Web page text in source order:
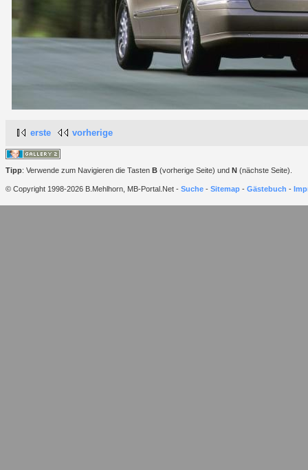
erste vorherige
Tipp: Verwende zum Navigieren die Tasten B (vorherige Seite) und N (nächste Seite).
© Copyright 1998-2026 B.Mehlhorn, MB-Portal.Net - Suche - Sitemap - Gästebuch -